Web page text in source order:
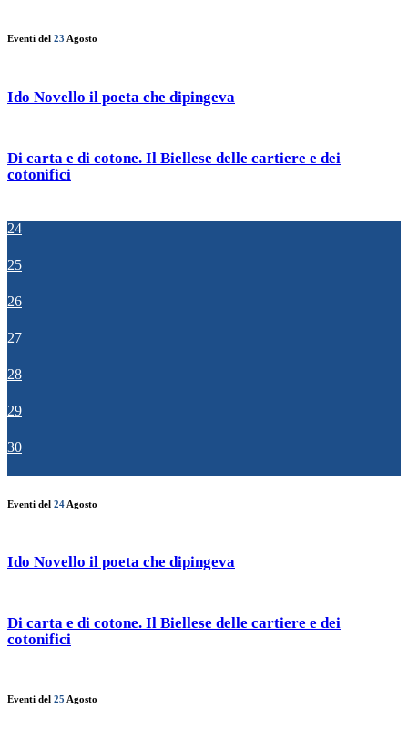
Eventi del 23 Agosto
Ido Novello il poeta che dipingeva
Di carta e di cotone. Il Biellese delle cartiere e dei
cotonifici
24
25
26
27
28
29
30
Eventi del 24 Agosto
Ido Novello il poeta che dipingeva
Di carta e di cotone. Il Biellese delle cartiere e dei
cotonifici
Eventi del 25 Agosto